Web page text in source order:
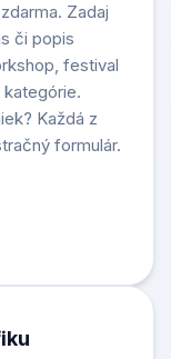
Zadaj
či popis
festival
Každá z
formulár.